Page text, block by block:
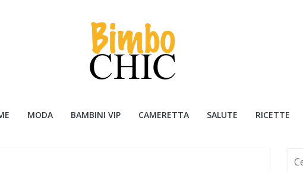
MODA BAMBINI VIP CAMERETTA SALUTE RICETTE